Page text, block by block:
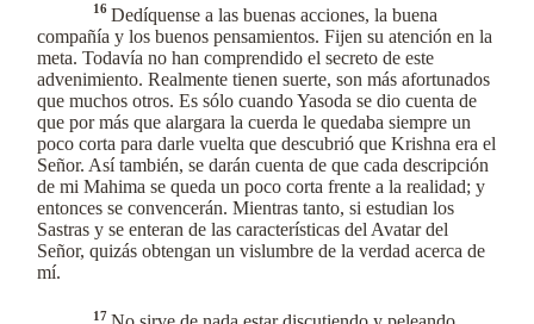
16Dedíquense a las buenas acciones, la buena
compañía y los buenos pensamientos. Fijen su atención en la
meta. Todavía no han comprendido el secreto de este
advenimiento. Realmente tienen suerte, son más afortunados
que muchos otros. Es sólo cuando Yasoda se dio cuenta de
que por más que alargara la cuerda le quedaba siempre un
poco corta para darle vuelta que descubrió que Krishna era el
Señor. Así también, se darán cuenta de que cada descripción
de mi Mahima se queda un poco corta frente a la realidad; y
entonces se convencerán. Mientras tanto, si estudian los
Sastras y se enteran de las características del Avatar del
Señor, quizás obtengan un vislumbre de la verdad acerca de
mí.
17